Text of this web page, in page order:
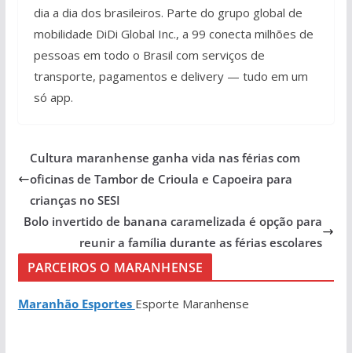
dia a dia dos brasileiros. Parte do grupo global de
mobilidade DiDi Global Inc., a 99 conecta milhões de
pessoas em todo o Brasil com serviços de
transporte, pagamentos e delivery — tudo em um
só app.
Cultura maranhense ganha vida nas férias com
oficinas de Tambor de Crioula e Capoeira para
crianças no SESI
Bolo invertido de banana caramelizada é opção para
reunir a família durante as férias escolares
PARCEIROS O MARANHENSE
Maranhão Esportes Esporte Maranhense